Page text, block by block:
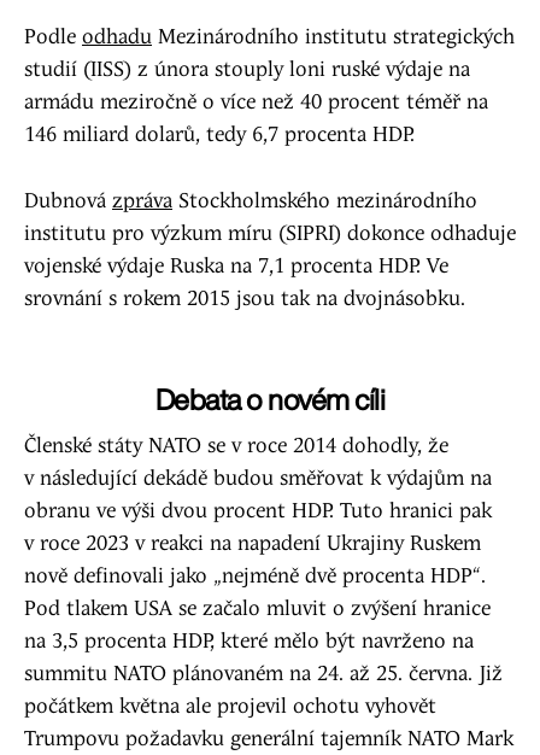
Podle odhadu Mezinárodního institutu strategických
studií (IISS) z února stouply loni ruské výdaje na
armádu meziročně o více než 40 procent téměř na
146 miliard dolarů, tedy 6,7 procenta HDP.
Dubnová zpráva Stockholmského mezinárodního
institutu pro výzkum míru (SIPRI) dokonce odhaduje
vojenské výdaje Ruska na 7,1 procenta HDP. Ve
srovnání s rokem 2015 jsou tak na dvojnásobku.
Debata o novém cíli
Členské státy NATO se v roce 2014 dohodly, že
v následující dekádě budou směřovat k výdajům na
obranu ve výši dvou procent HDP. Tuto hranici pak
v roce 2023 v reakci na napadení Ukrajiny Ruskem
nově definovali jako „nejméně dvě procenta HDP“.
Pod tlakem USA se začalo mluvit o zvýšení hranice
na 3,5 procenta HDP, které mělo být navrženo na
summitu NATO plánovaném na 24. až 25. června. Již
počátkem května ale projevil ochotu vyhovět
Trumpovu požadavku generální tajemník NATO Mark